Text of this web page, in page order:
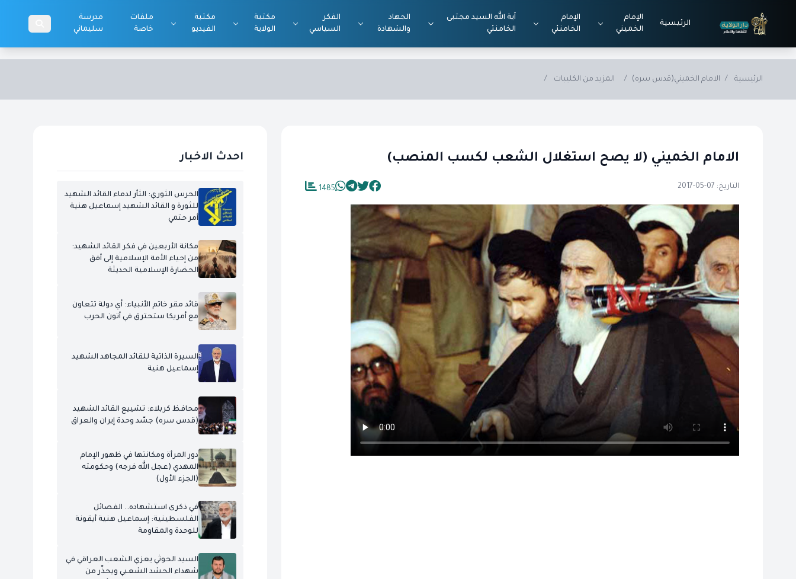
الرئيسية
الإمام
الخميني
الإمام
الخامنئي
آية الله السيد مجتبى
الخامنئي
الجهاد
والشهادة
الفكر
السياسي
مكتبة
الولاية
مكتبة
الفيديو
ملفات
خاصة
مدرسة
سليماني
الرئيسية / الامام الخميني(قدس سره) / المزيد من الكليبات /
الامام الخميني (لا يصح استغلال الشعب لكسب المنصب)
التاريخ: 07-05-2017 1485
احدث الاخبار
الحرس الثوري: الثأر لدماء القائد الشهيد
للثورة و القائد الشهيد إسماعيل هنية
أمر حتمي
مكانة الأربعين في فكر القائد الشهيد:
من إحياء الأمة الإسلامية إلى أفق
الحضارة الإسلامية الحديثة
قائد مقر خاتم الأنبياء: أي دولة تتعاون
مع أمريكا ستحترق في أتون الحرب
السيرة الذاتية للقائد المجاهد الشهيد
إسماعيل هنية
محافظ كربلاء: تشييع القائد الشهيد
(قدس سره) جسّد وحدة إيران والعراق
دور المرأة ومكانتها في ظهور الإمام
المهدي (عجل الله فرجه) وحكومته
(الجزء الأول)
في ذكرى استشهاده.. الفصائل
الفلسطينية: إسماعيل هنية أيقونة
للوحدة والمقاومة
السيد الحوثي يعزي الشعب العراقي في
شهداء الحشد الشعبي ويحذّر من